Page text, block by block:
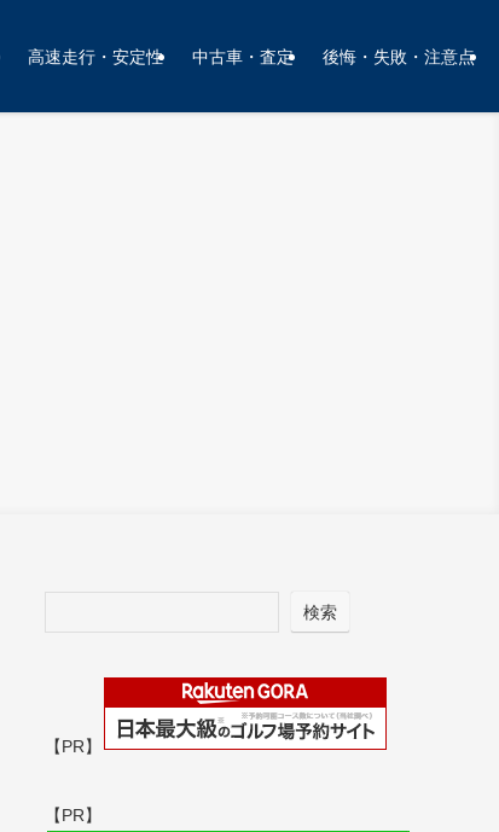
高速走行・安定性 中古車・査定 後悔・失敗・注意点
検索
【PR】
【PR】